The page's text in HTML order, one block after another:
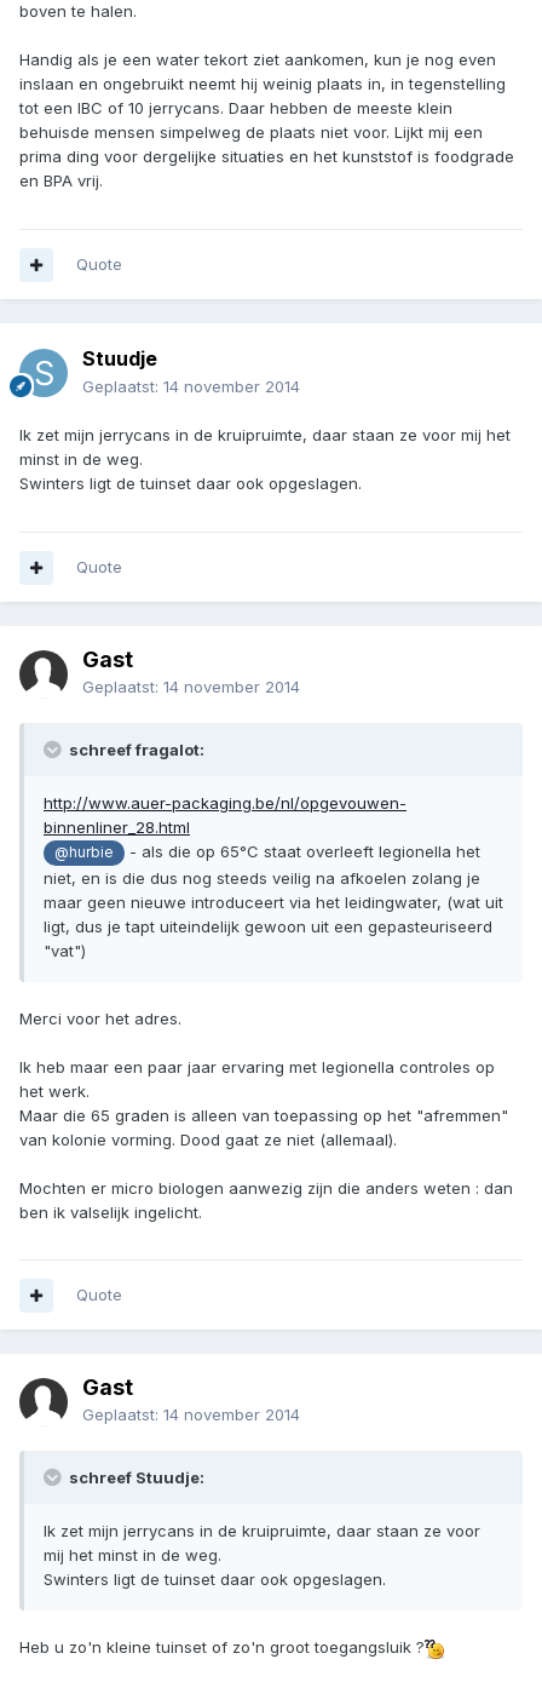
boven te halen.
Handig als je een water tekort ziet aankomen, kun je nog even
inslaan en ongebruikt neemt hij weinig plaats in, in tegenstelling
tot een IBC of 10 jerrycans. Daar hebben de meeste klein
behuisde mensen simpelweg de plaats niet voor. Lijkt mij een
prima ding voor dergelijke situaties en het kunststof is foodgrade
en BPA vrij.
Quote
Stuudje
Geplaatst: 14 november 2014
Ik zet mijn jerrycans in de kruipruimte, daar staan ze voor mij het
minst in de weg.
Swinters ligt de tuinset daar ook opgeslagen.
Quote
Gast
Geplaatst: 14 november 2014
schreef fragalot:
http://www.auer-packaging.be/nl/opgevouwen-
binnenliner_28.html
@hurbie
- als die op 65°C staat overleeft legionella het
niet, en is die dus nog steeds veilig na afkoelen zolang je
maar geen nieuwe introduceert via het leidingwater, (wat uit
ligt, dus je tapt uiteindelijk gewoon uit een gepasteuriseerd
"vat")
Merci voor het adres.
Ik heb maar een paar jaar ervaring met legionella controles op
het werk.
Maar die 65 graden is alleen van toepassing op het "afremmen"
van kolonie vorming. Dood gaat ze niet (allemaal).
Mochten er micro biologen aanwezig zijn die anders weten : dan
ben ik valselijk ingelicht.
Quote
Gast
Geplaatst: 14 november 2014
schreef Stuudje:
Ik zet mijn jerrycans in de kruipruimte, daar staan ze voor
mij het minst in de weg.
Swinters ligt de tuinset daar ook opgeslagen.
Heb u zo'n kleine tuinset of zo'n groot toegangsluik ?